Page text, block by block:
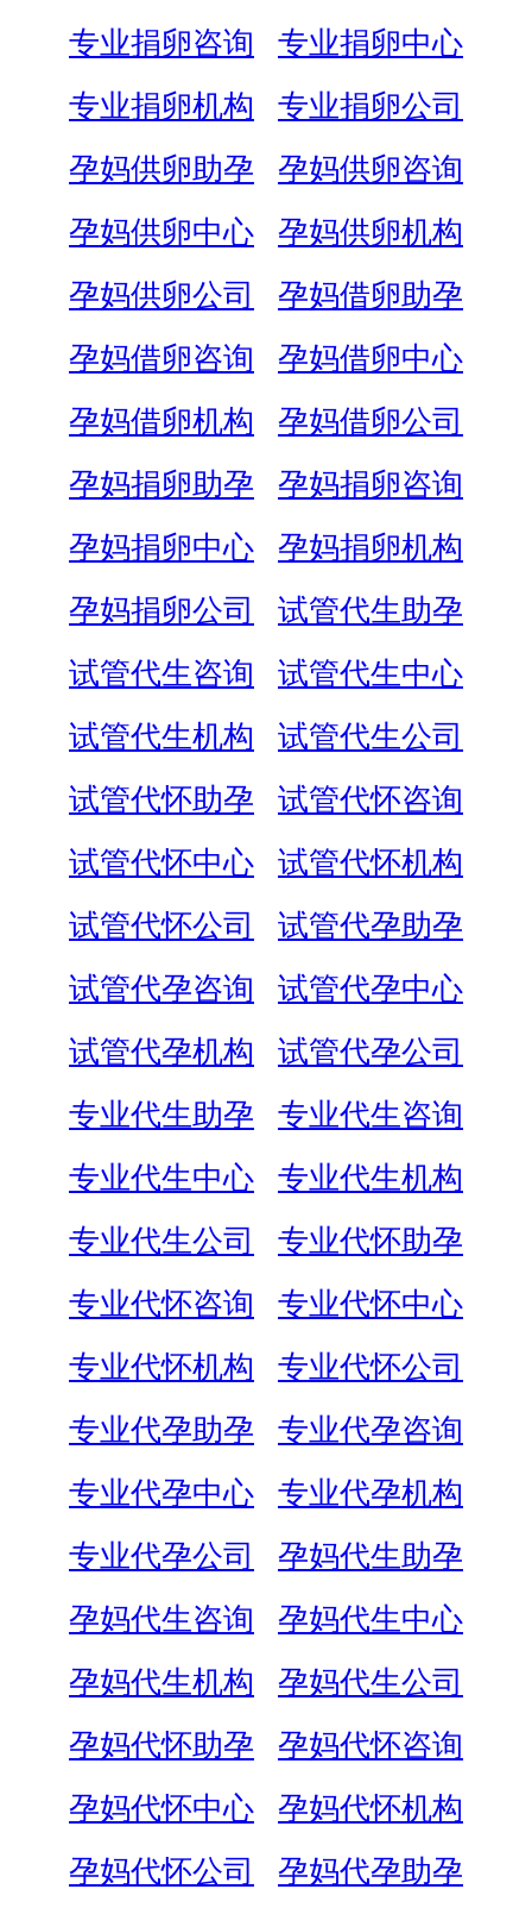
专业捐卵咨询
专业捐卵中心
专业捐卵机构
专业捐卵公司
孕妈供卵助孕
孕妈供卵咨询
孕妈供卵中心
孕妈供卵机构
孕妈供卵公司
孕妈借卵助孕
孕妈借卵咨询
孕妈借卵中心
孕妈借卵机构
孕妈借卵公司
孕妈捐卵助孕
孕妈捐卵咨询
孕妈捐卵中心
孕妈捐卵机构
孕妈捐卵公司
试管代生助孕
试管代生咨询
试管代生中心
试管代生机构
试管代生公司
试管代怀助孕
试管代怀咨询
试管代怀中心
试管代怀机构
试管代怀公司
试管代孕助孕
试管代孕咨询
试管代孕中心
试管代孕机构
试管代孕公司
专业代生助孕
专业代生咨询
专业代生中心
专业代生机构
专业代生公司
专业代怀助孕
专业代怀咨询
专业代怀中心
专业代怀机构
专业代怀公司
专业代孕助孕
专业代孕咨询
专业代孕中心
专业代孕机构
专业代孕公司
孕妈代生助孕
孕妈代生咨询
孕妈代生中心
孕妈代生机构
孕妈代生公司
孕妈代怀助孕
孕妈代怀咨询
孕妈代怀中心
孕妈代怀机构
孕妈代怀公司
孕妈代孕助孕